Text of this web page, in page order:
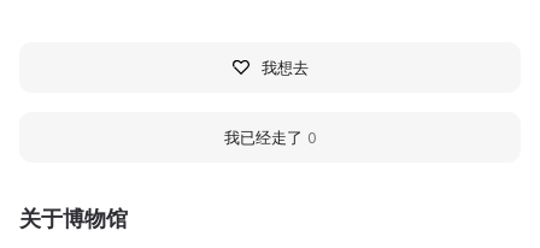
关于博物馆
我想去
我已经走了 0